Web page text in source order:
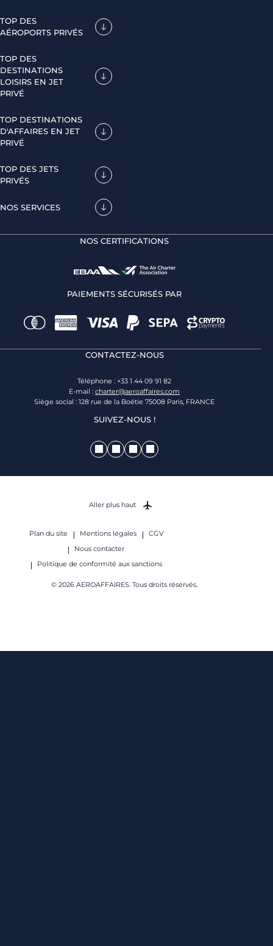
TOP DES
AÉROPORTS PRIVÉS
TOP DES
DESTINATIONS
LOISIRS EN JET
PRIVÉ
TOP DESTINATIONS
D'AFFAIRES EN JET
PRIVÉ
TOP DES JETS
PRIVÉS
NOS SERVICES
NOS CERTIFICATIONS
PAIEMENTS SÉCURISÉS PAR
CONTACTEZ-NOUS
Téléphone : +33 1 44 09 91 82
E-mail : charter@aeroaffaires.com
Siège social : 128 rue de la Boétie 75008 Paris, FRANCE
SUIVEZ-NOUS !
Plan du site Mentions légales
CGV
Nous contacter
Politique de conformité aux sanctions
© 2026 AEROAFFAIRES. Tous droits réservés.
Aller plus haut